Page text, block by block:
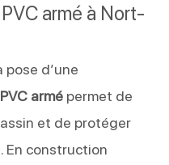
armé à Nort-
d’une
PVC armépermet de
et de protéger
En construction